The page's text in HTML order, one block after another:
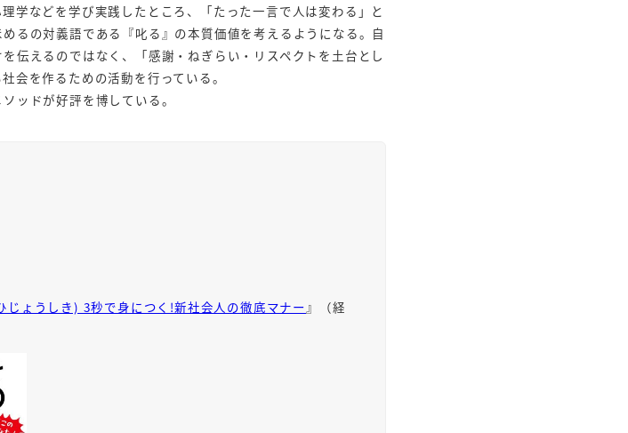
学などを学び実践したところ、「たった一言で人は変わる」と
るの対義語である『叱る』の本質価値を考えるようになる。自
伝えるのではなく、「感謝・ねぎらい・リスペクトを土台とし
会を作るための活動を行っている。
ッドが好評を博している。
ょうしき) 3秒で身につく!新社会人の徹底マナー 』（経